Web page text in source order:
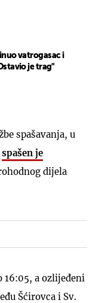
vatrogasac i
je trag"
spašavanja, u
spašen je
dijela
16:05, a ozlijeđeni
Šćirovca i Sv.